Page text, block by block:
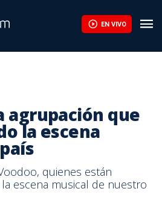
EN VIVO
agrupación que
la escena
quienes están
escena musical de nuestro